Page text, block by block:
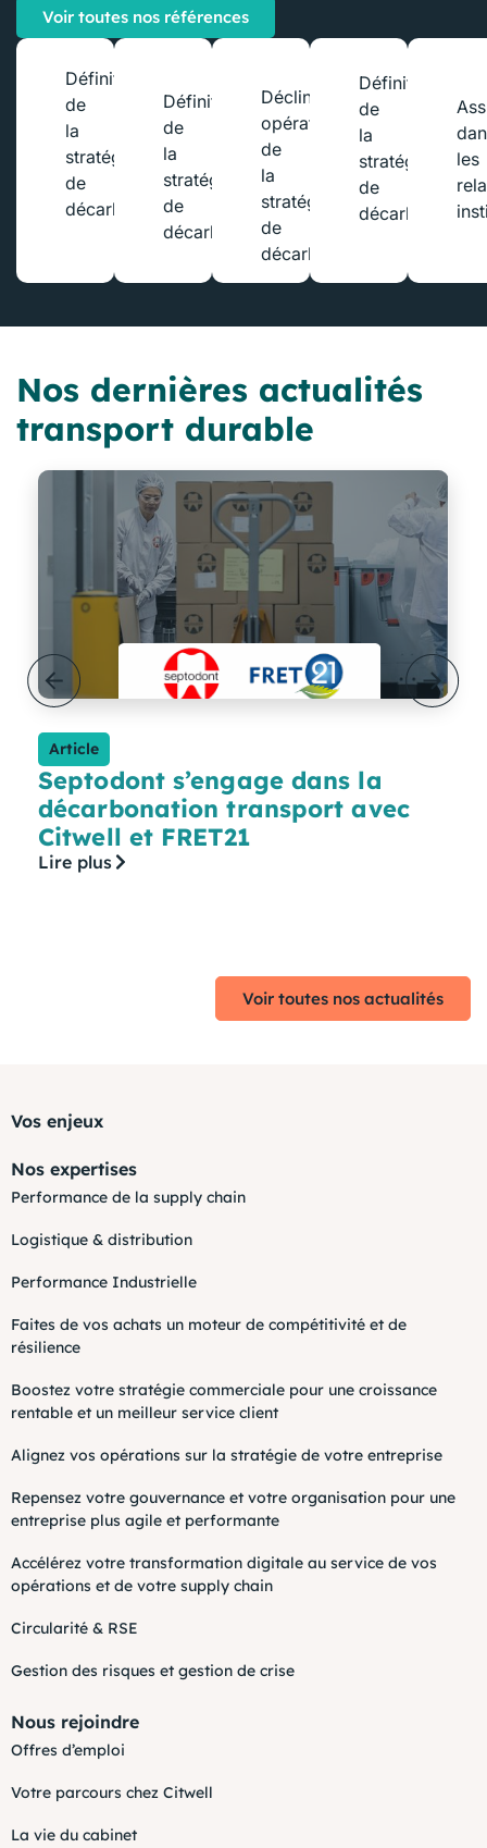
Voir toutes nos références
Définition
de
la
stratégie
de
décarbonation
Définition
de
la
stratégie
de
décarbonation
Déclinaison
opérationnelle
de
la
stratégie
de
décarbonation
Définition
de
la
stratégie
de
décarbonation
les
Nos dernières actualités
transport durable
Article
Septodont s’engage dans la
décarbonation transport avec
Citwell et FRET21
Lire plus
Voir toutes nos actualités
Vos enjeux
Nos expertises
Performance de la supply chain
Logistique & distribution
Performance Industrielle
Faites de vos achats un moteur de compétitivité et de
résilience
Boostez votre stratégie commerciale pour une croissance
rentable et un meilleur service client
Alignez vos opérations sur la stratégie de votre entreprise
Repensez votre gouvernance et votre organisation pour une
entreprise plus agile et performante
Accélérez votre transformation digitale au service de vos
opérations et de votre supply chain
Circularité & RSE
Gestion des risques et gestion de crise
Nous rejoindre
Offres d’emploi
Votre parcours chez Citwell
La vie du cabinet